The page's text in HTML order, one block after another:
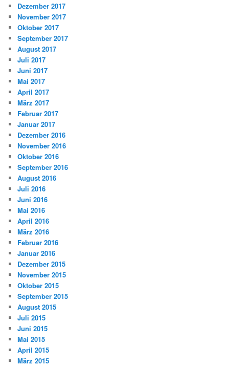
Dezember 2017
November 2017
Oktober 2017
September 2017
August 2017
Juli 2017
Juni 2017
Mai 2017
April 2017
März 2017
Februar 2017
Januar 2017
Dezember 2016
November 2016
Oktober 2016
September 2016
August 2016
Juli 2016
Juni 2016
Mai 2016
April 2016
März 2016
Februar 2016
Januar 2016
Dezember 2015
November 2015
Oktober 2015
September 2015
August 2015
Juli 2015
Juni 2015
Mai 2015
April 2015
März 2015